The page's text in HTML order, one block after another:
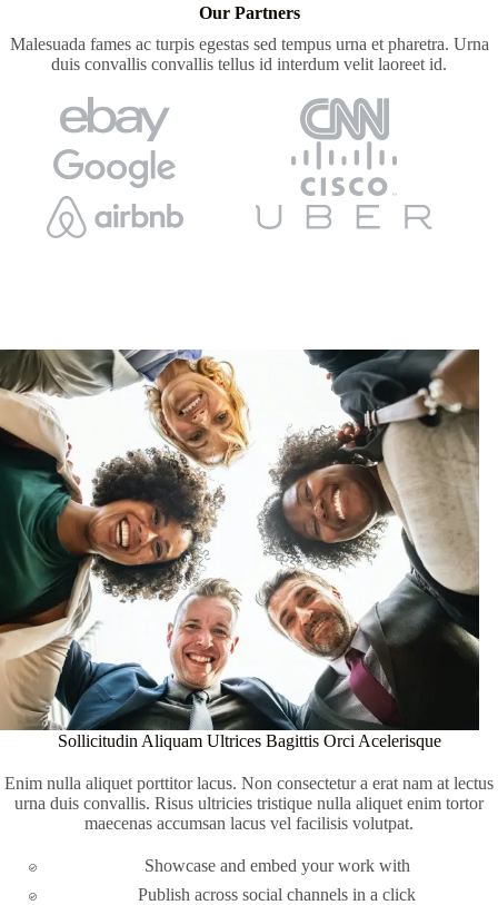
Our Partners
Malesuada fames ac turpis egestas sed tempus urna et pharetra. Urna
duis convallis convallis tellus id interdum velit laoreet id.
Sollicitudin Aliquam Ultrices Bagittis Orci Acelerisque
Enim nulla aliquet porttitor lacus. Non consectetur a erat nam at lectus
urna duis convallis. Risus ultricies tristique nulla aliquet enim tortor
maecenas accumsan lacus vel facilisis volutpat.
Showcase and embed your work with
Publish across social channels in a click